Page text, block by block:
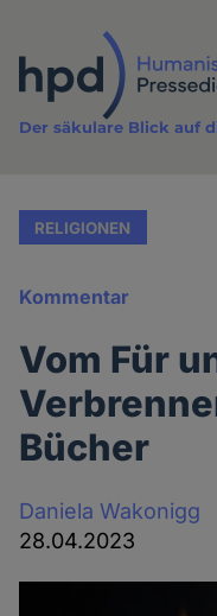
Inhalt
Der säkulare Blick auf
RELIGIONEN
Kommentar
Vom Für
Bücher
Daniela Wakonigg
28.04.2023